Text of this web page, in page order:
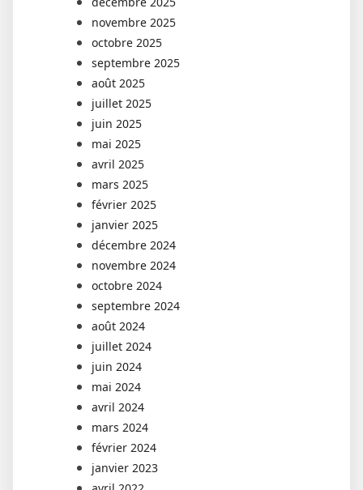
novembre 2025
octobre 2025
septembre 2025
août 2025
juillet 2025
juin 2025
mai 2025
avril 2025
mars 2025
février 2025
janvier 2025
décembre 2024
novembre 2024
octobre 2024
septembre 2024
août 2024
juillet 2024
juin 2024
mai 2024
avril 2024
mars 2024
février 2024
janvier 2023